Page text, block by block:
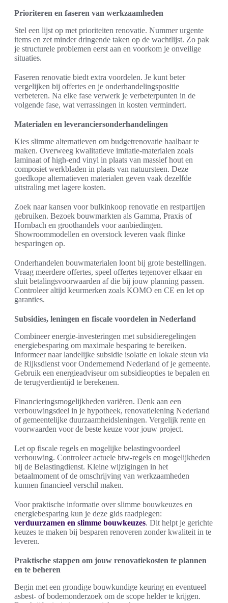
Prioriteren en faseren van werkzaamheden
Stel een lijst op met prioriteiten renovatie. Nummer urgente
items en zet minder dringende taken op de wachtlijst. Zo pak
je structurele problemen eerst aan en voorkom je onveilige
situaties.
Faseren renovatie biedt extra voordelen. Je kunt beter
vergelijken bij offertes en je onderhandelingspositie
verbeteren. Na elke fase verwerk je verbeterpunten in de
volgende fase, wat verrassingen in kosten vermindert.
Materialen en leveranciersonderhandelingen
Kies slimme alternatieven om budgetrenovatie haalbaar te
maken. Overweeg kwalitatieve imitatie-materialen zoals
laminaat of high-end vinyl in plaats van massief hout en
composiet werkbladen in plaats van natuursteen. Deze
goedkope alternatieven materialen geven vaak dezelfde
uitstraling met lagere kosten.
Zoek naar kansen voor bulkinkoop renovatie en restpartijen
gebruiken. Bezoek bouwmarkten als Gamma, Praxis of
Hornbach en groothandels voor aanbiedingen.
Showroommodellen en overstock leveren vaak flinke
besparingen op.
Onderhandelen bouwmaterialen loont bij grote bestellingen.
Vraag meerdere offertes, speel offertes tegenover elkaar en
sluit betalingsvoorwaarden af die bij jouw planning passen.
Controleer altijd keurmerken zoals KOMO en CE en let op
garanties.
Subsidies, leningen en fiscale voordelen in Nederland
Combineer energie-investeringen met subsidieregelingen
energiebesparing om maximale besparing te bereiken.
Informeer naar landelijke subsidie isolatie en lokale steun via
de Rijksdienst voor Ondernemend Nederland of je gemeente.
Gebruik een energieadviseur om subsidieopties te bepalen en
de terugverdientijd te berekenen.
Financieringsmogelijkheden variëren. Denk aan een
verbouwingsdeel in je hypotheek, renovatielening Nederland
of gemeentelijke duurzaamheidsleningen. Vergelijk rente en
voorwaarden voor de beste keuze voor jouw project.
Let op fiscale regels en mogelijke belastingvoordeel
verbouwing. Controleer actuele btw-regels en mogelijkheden
bij de Belastingdienst. Kleine wijzigingen in het
betaalmoment of de omschrijving van werkzaamheden
kunnen financieel verschil maken.
Voor praktische informatie over slimme bouwkeuzes en
energiebesparing kun je deze gids raadplegen:
verduurzamen en slimme bouwkeuzes. Dit helpt je gerichte
keuzes te maken bij besparen renoveren zonder kwaliteit in te
leveren.
Praktische stappen om jouw renovatiekosten te plannen
en te beheren
Begin met een grondige bouwkundige keuring en eventueel
asbest- of bodemonderzoek om de scope helder te krijgen.